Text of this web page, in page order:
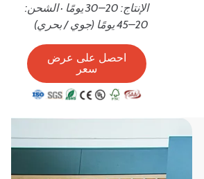
الإنتاج: 20–30 يومًا · الشحن:
20–45 يومًا (جوي / بحري)
احصل على عرض
سعر